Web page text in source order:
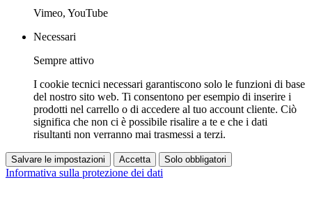
Vimeo, YouTube
Necessari
Sempre attivo
I cookie tecnici necessari garantiscono solo le funzioni di base
del nostro sito web. Ti consentono per esempio di inserire i
prodotti nel carrello o di accedere al tuo account cliente. Ciò
significa che non ci è possibile risalire a te e che i dati
risultanti non verranno mai trasmessi a terzi.
Salvare le impostazioni Accetta Solo obbligatori
Informativa sulla protezione dei dati